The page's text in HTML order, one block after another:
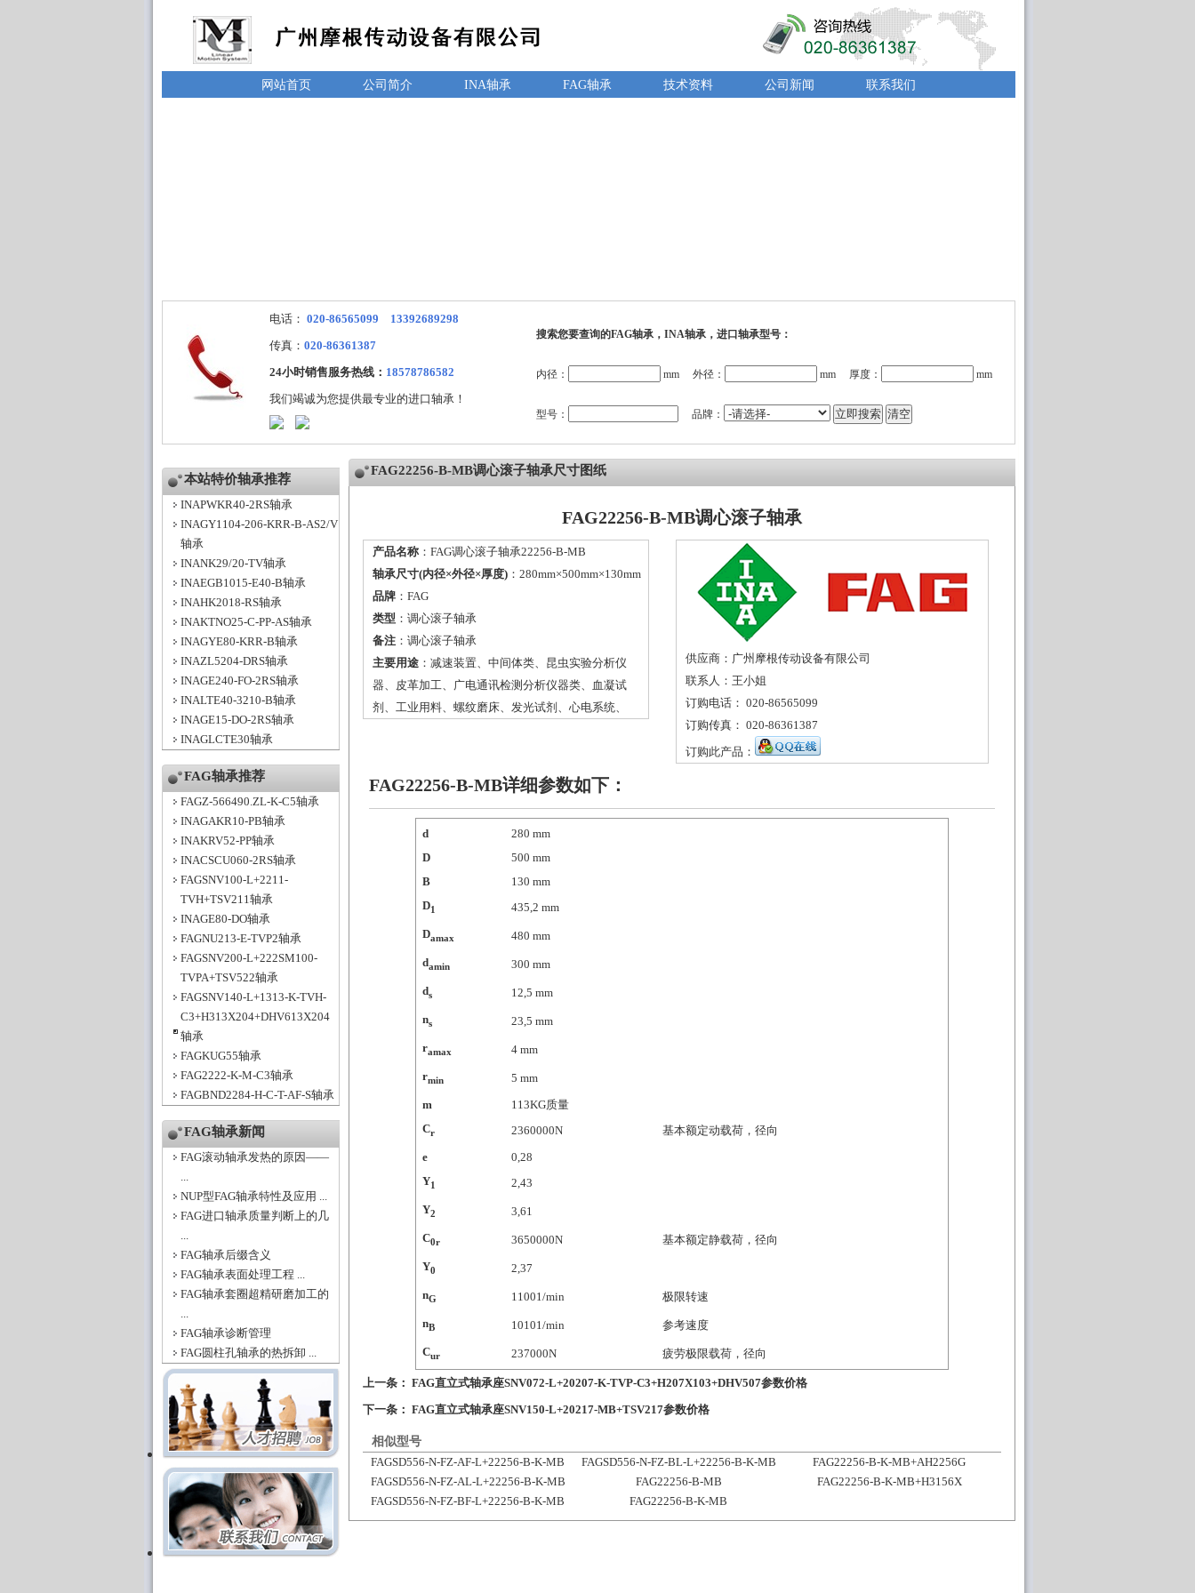
网站首页 公司简介 INA轴承 FAG轴承 技术资料 公司新闻 联系我们
电话： 020-86565099 13392689298
传真： 020-86361387
24小时销售服务热线： 18578786582
我们竭诚为您提供最专业的进口轴承！
搜索您要查询的FAG轴承，INA轴承，进口轴承型号：
内径： mm 外径： mm 厚度： mm
型号： 品牌：
本站特价轴承推荐
INAPWKR40-2RS轴承
INAGY1104-206-KRR-B-AS2/V
轴承
INANK29/20-TV轴承
INAEGB1015-E40-B轴承
INAHK2018-RS轴承
INAKTNO25-C-PP-AS轴承
INAGYE80-KRR-B轴承
INAZL5204-DRS轴承
INAGE240-FO-2RS轴承
INALTE40-3210-B轴承
INAGE15-DO-2RS轴承
INAGLCTE30轴承
FAG轴承推荐
FAGZ-566490.ZL-K-C5轴承
INAGAKR10-PB轴承
INAKRV52-PP轴承
INACSCU060-2RS轴承
FAGSNV100-L+2211-
TVH+TSV211轴承
INAGE80-DO轴承
FAGNU213-E-TVP2轴承
FAGSNV200-L+222SM100-
TVPA+TSV522轴承
FAGSNV140-L+1313-K-TVH-
C3+H313X204+DHV613X204
轴承
FAGKUG55轴承
FAG2222-K-M-C3轴承
FAGBND2284-H-C-T-AF-S轴承
FAG轴承新闻
FAG滚动轴承发热的原因——
...
NUP型FAG轴承特性及应用 ...
FAG进口轴承质量判断上的几
...
FAG轴承后缀含义
FAG轴承表面处理工程 ...
FAG轴承套圈超精研磨加工的
...
FAG轴承诊断管理
FAG圆柱孔轴承的热拆卸 ...
FAG22256-B-MB调心滚子轴承尺寸图纸
FAG22256-B-MB调心滚子轴承
产品名称 ：FAG调心滚子轴承22256-B-MB
轴承尺寸(内径×外径×厚度) ：280mm×500mm×130mm
品牌 ： FAG
类型 ： 调心滚子轴承
备注 ：调心滚子轴承
主要用途 ：减速装置、中间体类、昆虫实验分析仪
器、皮革加工、广电通讯检测分析仪器类、血凝试
剂、工业用料、螺纹磨床、发光试剂、心电系统、
供应商：广州摩根传动设备有限公司
联系人：王小姐
订购电话： 020-86565099
订购传真： 020-86361387
订购此产品：
FAG22256-B-MB详细参数如下：
d 280 mm
D
500 mm
B
130 mm
D1 435,2 mm
Damax 480 mm
damin 300 mm
ds 12,5 mm
ns 23,5 mm
ramax 4 mm
rmin 5 mm
m
113KG质量
Cr 2360000N
基本额定动载荷，径向
e
0,28
Y1
2,43
Y2
3,61
C0r 3650000N
基本额定静载荷，径向
Y0
2,37
nG 11001/min
极限转速
nB 10101/min
参考速度
Cur 237000N 疲劳极限载荷，径向
上一条： FAG直立式轴承座SNV072-L+20207-K-TVP-C3+H207X103+DHV507参数价格
下一条： FAG直立式轴承座SNV150-L+20217-MB+TSV217参数价格
相似型号
FAGSD556-N-FZ-AF-L+22256-B-K-MB
FAGSD556-N-FZ-BL-L+22256-B-K-MB
FAG22256-B-K-MB+AH2256G
FAGSD556-N-FZ-AL-L+22256-B-K-MB
FAG22256-B-MB
FAG22256-B-K-MB+H3156X
FAGSD556-N-FZ-BF-L+22256-B-K-MB
FAG22256-B-K-MB